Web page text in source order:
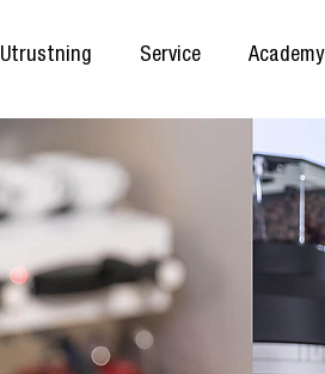
Utrustning Service Academy